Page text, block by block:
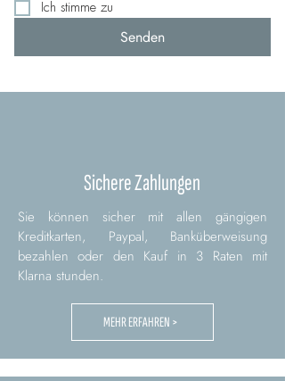
Ich stimme zu
Senden
Sichere Zahlungen
Sie können sicher mit allen gängigen
Kreditkarten, Paypal, Banküberweisung
bezahlen oder den Kauf in 3 Raten mit
Klarna stunden.
MEHR ERFAHREN >